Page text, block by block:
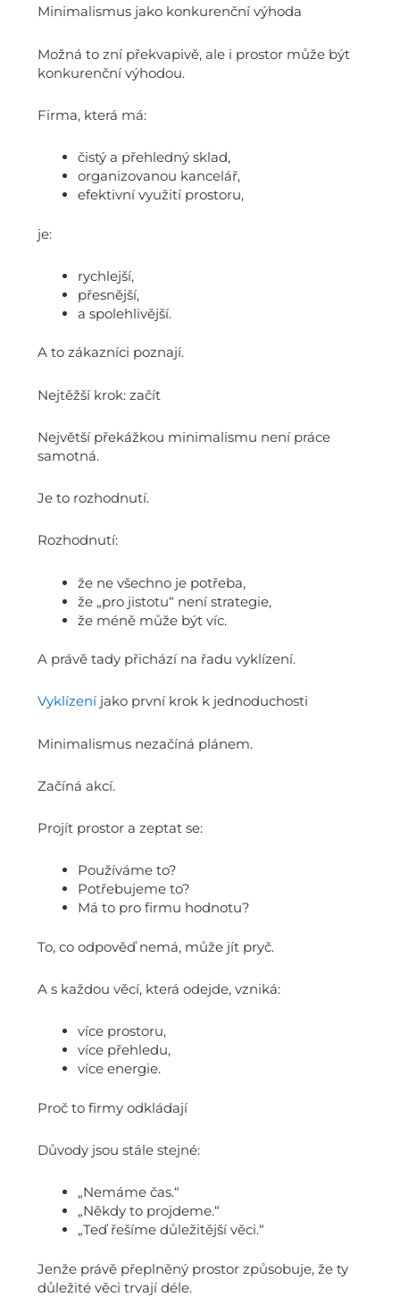
Minimalismus jako konkurenční výhoda
Možná to zní překvapivě, ale i prostor může být
konkurenční výhodou.
Firma, která má:
čistý a přehledný sklad,
organizovanou kancelář,
efektivní využití prostoru,
je:
rychlejší,
přesnější,
a spolehlivější.
A to zákazníci poznají.
Nejtěžší krok: začít
Největší překážkou minimalismu není práce
samotná.
Je to rozhodnutí.
Rozhodnutí:
že ne všechno je potřeba,
že „pro jistotu“ není strategie,
že méně může být víc.
A právě tady přichází na řadu vyklízení.
Vyklízeníjako první krok k jednoduchosti
Minimalismus nezačíná plánem.
Začíná akcí.
Projít prostor a zeptat se:
Používáme to?
Potřebujeme to?
Má to pro firmu hodnotu?
To, co odpověď nemá, může jít pryč.
A s každou věcí, která odejde, vzniká:
více prostoru,
více přehledu,
více energie.
Proč to firmy odkládají
Důvody jsou stále stejné:
„Nemáme čas.“
„Někdy to projdeme.“
„Teď řešíme důležitější věci.“
Jenže právě přeplněný prostor způsobuje, že ty
důležité věci trvají déle.